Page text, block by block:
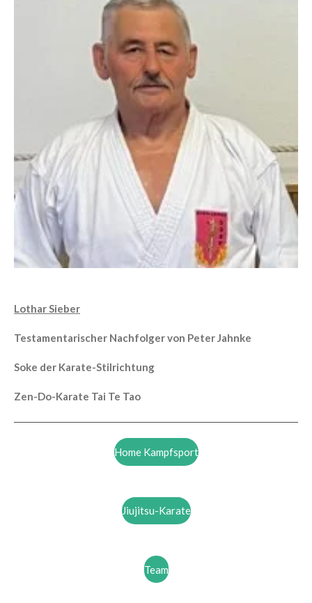
Lothar Sieber
Testamentarischer Nachfolger von Peter Jahnke
Soke der Karate-Stilrichtung
Zen-Do-Karate Tai Te Tao
Home Kampfsport
Jiujitsu-Karate
Team